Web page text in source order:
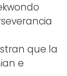
que la
e